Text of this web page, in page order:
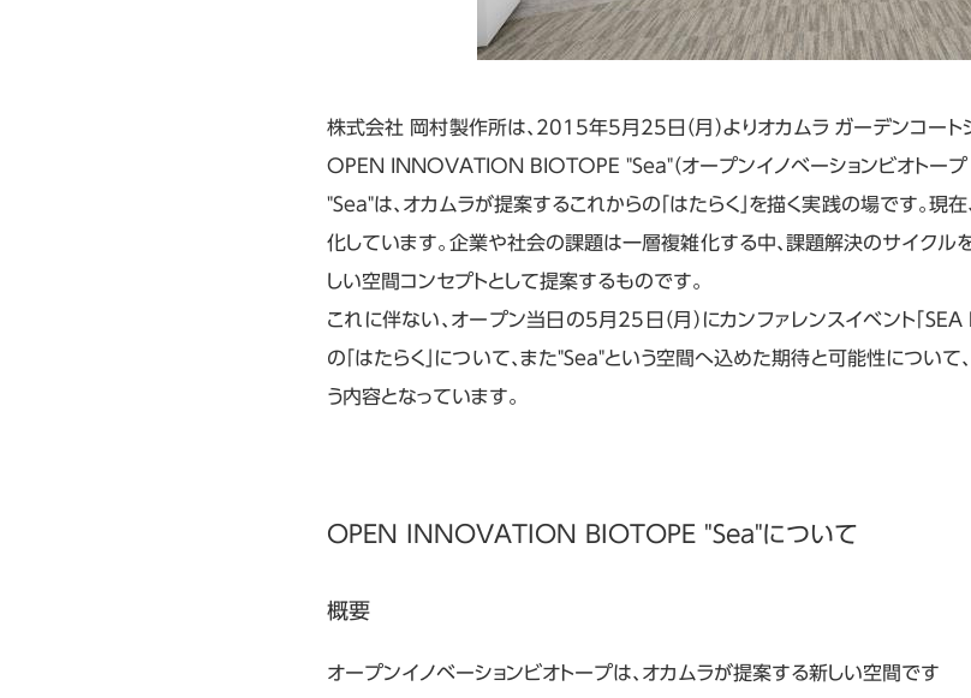
株式会社 岡村製作所は、2015年5月25日（月）よりオカムラ ガーデンコート
OPEN INNOVATION BIOTOPE "Sea"（オープンイノベーションビオトープ "
"Sea"は、オカムラが提案するこれからの「はたらく」を描く実践の場です。現
化しています。企業や社会の課題は一層複雑化する中、課題解決のサイクル
しい空間コンセプトとして提案するものです。
これに伴ない、オープン当日の5月25日（月）にカンファレンスイベント「
の「はたらく」について、また"Sea"という空間へ込めた期待と可能性につい
う内容となっています。
OPEN INNOVATION BIOTOPE "Sea"について
概要
オープンイノベーションビオトープは、オカムラが提案する新しい空間です